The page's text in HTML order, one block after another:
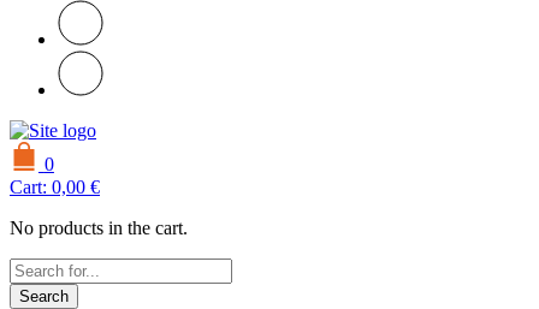
0
Cart: 0,00 €
No products in the cart.
Search